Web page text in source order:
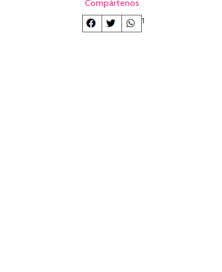
Compártenos
1